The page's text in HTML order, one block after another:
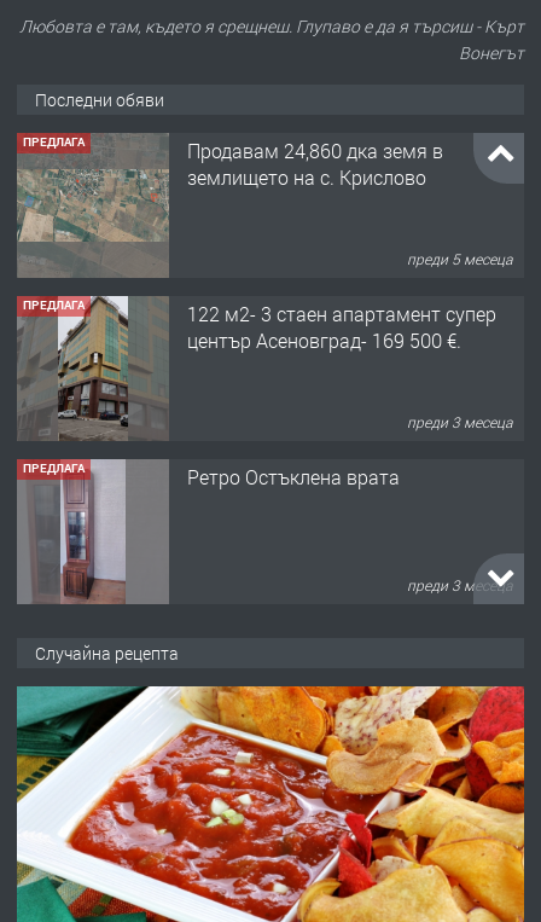
Любовта е там, където я срещнеш. Глупаво е да я търсиш - Кърт
Вонегът
Последни обяви
ПРЕДЛАГА
Продавам 24,860 дка земя в
землището на с. Крислово
преди 5 месеца
ПРЕДЛАГА
122 м2- 3 стаен апартамент супер
център Асеновград- 169 500 €.
преди 3 месеца
ПРЕДЛАГА Ретро Остъклена врата
преди 3 месеца
преди 10 месеца
ПРЕДЛАГА
Професионална броячна машина -
със сертификат от ЕЦБ
преди 1 година
Случайна рецепта